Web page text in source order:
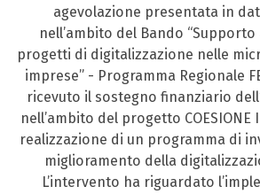
agevolazione presentata in
nell’ambito del Bando
progetti di digitalizzazione nelle
imprese” - Programma Regionale
ricevuto il sostegno finanziario
nell’ambito del progetto COESIONE
realizzazione di un programma di
miglioramento della
L’intervento ha riguardato